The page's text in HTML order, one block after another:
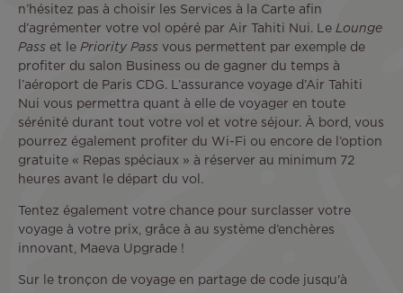
n’hésitez pas à choisir les Services à la Carte afin
d’agrémenter votre vol opéré par Air Tahiti Nui. Le Lounge
Pass et le Priority Pass vous permettent par exemple de
profiter du salon Business ou de gagner du temps à
l’aéroport de Paris CDG. L’assurance voyage d’Air Tahiti
Nui vous permettra quant à elle de voyager en toute
sérénité durant tout votre vol et votre séjour. À bord, vous
pourrez également profiter du Wi-Fi ou encore de l’option
gratuite « Repas spéciaux » à réserver au minimum 72
heures avant le départ du vol.
Tentez également votre chance pour surclasser votre
voyage à votre prix, grâce à au système d’enchères
innovant, Maeva Upgrade !
Sur le tronçon de voyage en partage de code jusqu'à